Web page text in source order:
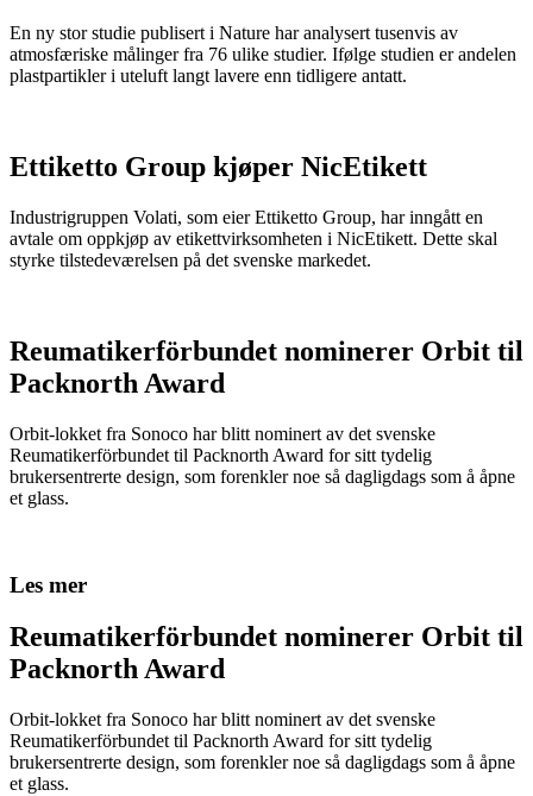
En ny stor studie publisert i Nature har analysert tusenvis av
atmosfæriske målinger fra 76 ulike studier. Ifølge studien er andelen
plastpartikler i uteluft langt lavere enn tidligere antatt.
Ettiketto Group kjøper NicEtikett
Industrigruppen Volati, som eier Ettiketto Group, har inngått en
avtale om oppkjøp av etikettvirksomheten i NicEtikett. Dette skal
styrke tilstedeværelsen på det svenske markedet.
Reumatikerförbundet nominerer Orbit til
Packnorth Award
Orbit-lokket fra Sonoco har blitt nominert av det svenske
Reumatikerförbundet til Packnorth Award for sitt tydelig
brukersentrerte design, som forenkler noe så dagligdags som å åpne
et glass.
Les mer
Reumatikerförbundet nominerer Orbit til
Packnorth Award
Orbit-lokket fra Sonoco har blitt nominert av det svenske
Reumatikerförbundet til Packnorth Award for sitt tydelig
brukersentrerte design, som forenkler noe så dagligdags som å åpne
et glass.